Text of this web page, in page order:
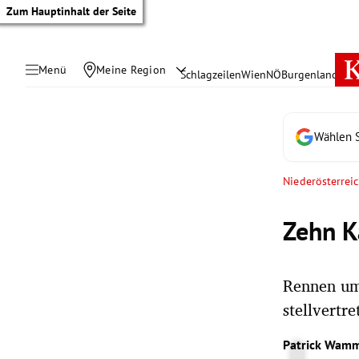
Zum Hauptinhalt der Seite
Menü Meine Region SchlagzeilenWienNÖBurgenland
Wählen
Zehn
Rennen
Patrick